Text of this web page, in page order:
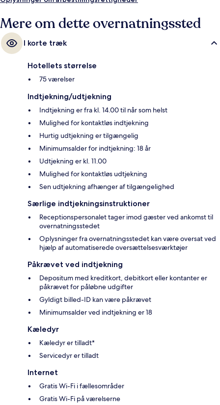
Mere om dette overnatningssted
I korte træk
Hotellets størrelse
75 værelser
Indtjekning/udtjekning
Indtjekning er fra kl. 14.00 til når som helst
Mulighed for kontaktløs indtjekning
Hurtig udtjekning er tilgængelig
Minimumsalder for indtjekning: 18 år
Udtjekning er kl. 11.00
Mulighed for kontaktløs udtjekning
Sen udtjekning afhænger af tilgængelighed
Særlige indtjekningsinstruktioner
Receptionspersonalet tager imod gæster ved ankomst til
overnatningsstedet
Oplysninger fra overnatningsstedet kan være oversat ved
hjælp af automatiserede oversættelsesværktøjer
Påkrævet ved indtjekning
Depositum med kreditkort, debitkort eller kontanter er
påkrævet for påløbne udgifter
Gyldigt billed-ID kan være påkrævet
Minimumsalder ved indtjekning er 18
Kæledyr
Kæledyr er tilladt*
Servicedyr er tilladt
Internet
Gratis Wi-Fi i fællesområder
Gratis Wi-Fi på værelserne